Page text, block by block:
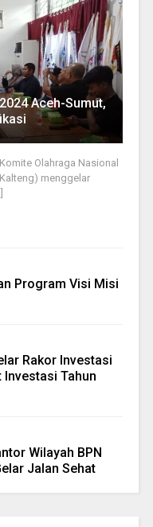
Aceh-Sumut,
Olahraga Nasional
menggelar
Program Visi Misi
Rakor Investasi
Investasi Tahun
Wilayah BPN
Jalan Sehat